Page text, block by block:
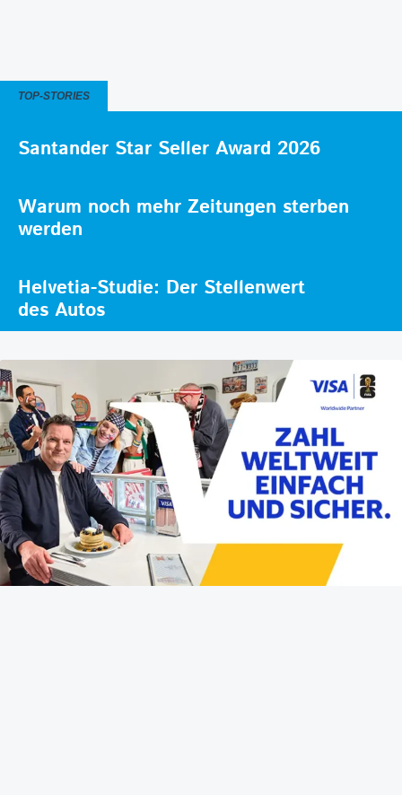
TOP-STORIES
Santander Star Seller Award 2026
Warum noch mehr Zeitungen sterben
werden
Helvetia-Studie: Der Stellenwert
des Autos